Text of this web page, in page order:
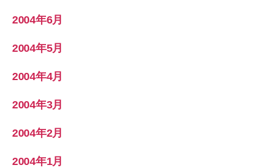
2004年6月
2004年5月
2004年4月
2004年3月
2004年2月
2004年1月